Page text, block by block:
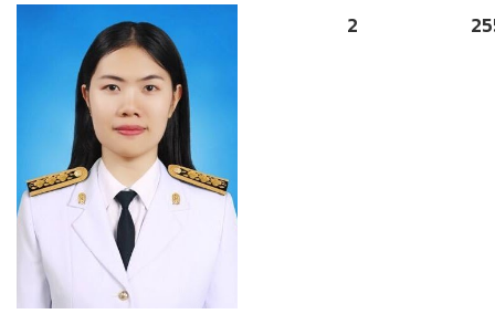
2